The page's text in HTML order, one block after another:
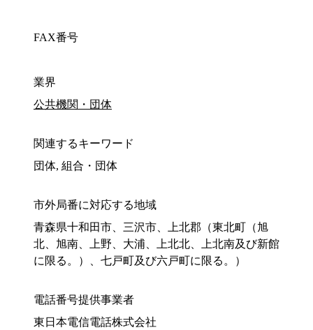
FAX番号
業界
公共機関・団体
関連するキーワード
団体, 組合・団体
市外局番に対応する地域
青森県十和田市、三沢市、上北郡（東北町（旭
北、旭南、上野、大浦、上北北、上北南及び新館
に限る。）、七戸町及び六戸町に限る。）
電話番号提供事業者
東日本電信電話株式会社